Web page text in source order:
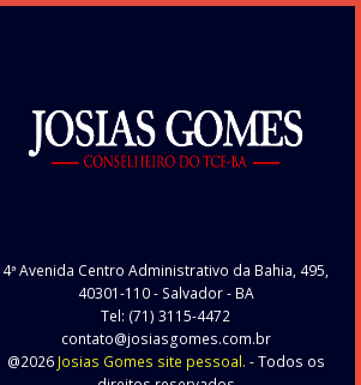
4ª Avenida Centro Administrativo da Bahia, 495,
40301-110- Salvador - BA
Tel: (71) 3115-4472
contato@josiasgomes.com.br
@2026 Josias Gomes site pessoal. - Todos os